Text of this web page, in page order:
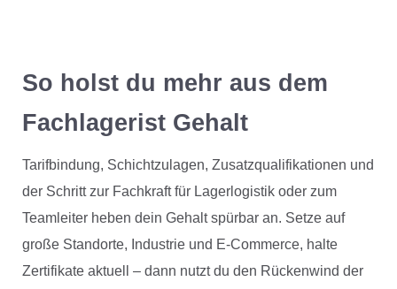
So holst du mehr aus dem
Fachlagerist Gehalt
Tarifbindung, Schichtzulagen, Zusatzqualifikationen und
der Schritt zur Fachkraft für Lagerlogistik oder zum
Teamleiter heben dein Gehalt spürbar an. Setze auf
große Standorte, Industrie und E-Commerce, halte
Zertifikate aktuell – dann nutzt du den Rückenwind der